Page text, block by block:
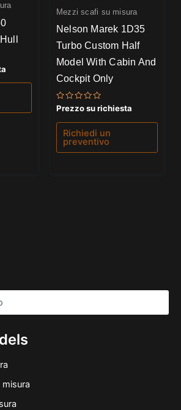
Mezzi scafi su misura
Nelson Marek 1D35
Turbo Custom Half
Model With Cabin And
Cockpit Only
Valutato
0
su
Prezzo su richiesta
Richiedi un
preventivo